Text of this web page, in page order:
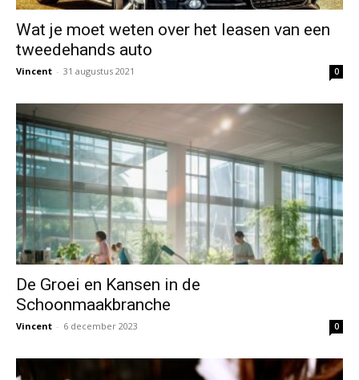
Wat je moet weten over het leasen van een
tweedehands auto
Vincent - 31 augustus 2021 0
De Groei en Kansen in de
Schoonmaakbranche
Vincent - 6 december 2023 0